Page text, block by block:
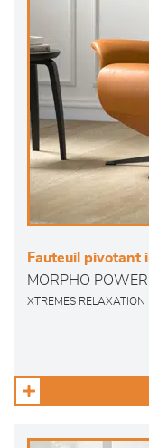
Fauteuil pivotant
MORPHO
XTREMES RELAXATION